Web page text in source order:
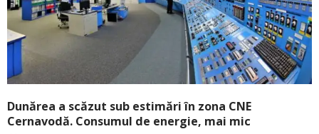
Dunărea a scăzut sub estimări în zona CNE
Cernavodă. Consumul de energie, mai mic